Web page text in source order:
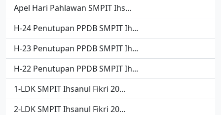
Apel Hari Pahlawan SMPIT Ihs...
H-24 Penutupan PPDB SMPIT Ih...
H-23 Penutupan PPDB SMPIT Ih...
H-22 Penutupan PPDB SMPIT Ih...
1-LDK SMPIT Ihsanul Fikri 20...
2-LDK SMPIT Ihsanul Fikri 20...